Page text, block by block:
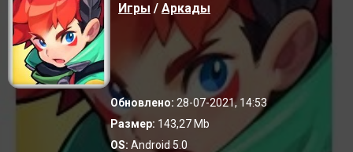
Игры / Аркады
Обновлено: 28-07-2021, 14:53
Размер: 143,27 Mb
OS: Android 5.0